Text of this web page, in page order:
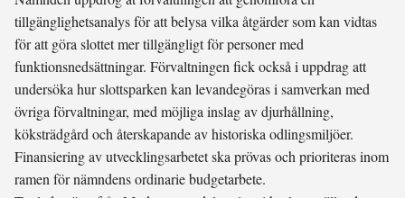
tillgänglighetsanalys för att belysa vilka åtgärder som kan vidtas
för att göra slottet mer tillgängligt för personer med
funktionsnedsättningar. Förvaltningen fick också i uppdrag att
undersöka hur slottsparken kan levandegöras i samverkan med
övriga förvaltningar, med möjliga inslag av djurhållning,
köksträdgård och återskapande av historiska odlingsmiljöer.
Finansiering av utvecklingsarbetet ska prövas och prioriteras inom
ramen för nämndens ordinarie budgetarbete.